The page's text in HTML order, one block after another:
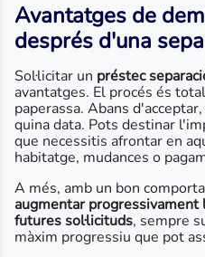
Avantatges de
després d'una
Sol·licitar un préstec
avantatges. El procés és
paperassa. Abans
quina data. Pots destinar
que necessitis afrontar en
habitatge, mudances o
A més, amb un bon
augmentar progressivament
futures sol·licituds, sempre
màxim progressiu que pot